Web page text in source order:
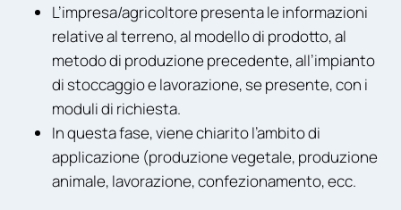
L’impresa/agricoltore presenta le informazioni
relative al terreno, al modello di prodotto, al
metodo di produzione precedente, all’impianto
di stoccaggio e lavorazione, se presente, con i
moduli di richiesta.
In questa fase, viene chiarito l’ambito di
applicazione (produzione vegetale, produzione
animale, lavorazione, confezionamento, ecc.